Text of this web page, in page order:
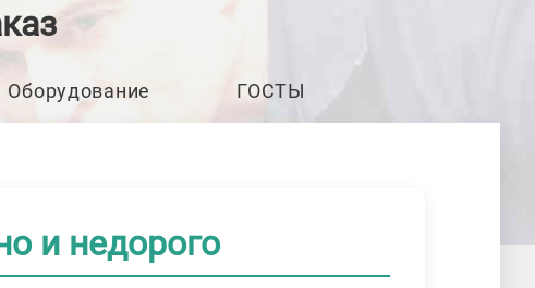
Оборудование ГОСТЫ
и недорого